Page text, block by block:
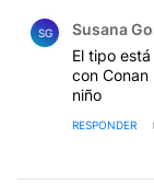
SG Susana
El tipo
con
niño
RESPONDER